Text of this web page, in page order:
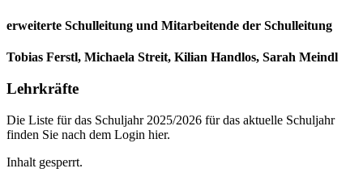
erweiterte Schulleitung und Mitarbeitende der Schulleitung
Tobias Ferstl, Michaela Streit, Kilian Handlos, Sarah Meindl
Lehrkräfte
Die Liste für das Schuljahr 2025/2026 für das aktuelle Schuljahr
finden Sie nach dem Login hier.
Inhalt gesperrt.